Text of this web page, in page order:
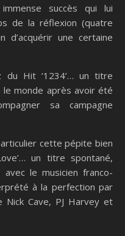
succès qui lui
de la réflexion (quatre
d’acquérir une certaine
du Hit ‘1234’… un titre
monde après avoir été
sa campagne
cette pépite bien
un titre spontané,
le musicien franco-
à la perfection par
Cave, PJ Harvey et